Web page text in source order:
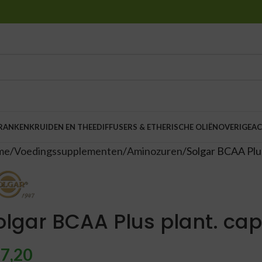
KRUIDEN EN THEEDIFFUSERS & ETHERISCHE OLIËNOVERIGE
Voedingssupplementen Aminozuren Solgar BCAA
BCAA Plus plant.